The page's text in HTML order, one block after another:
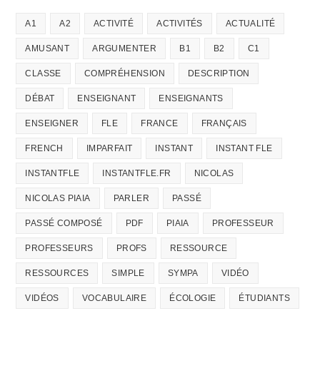
A1 A2 ACTIVITÉ ACTIVITÉS ACTUALITÉ
AMUSANT ARGUMENTER B1 B2 C1
CLASSE COMPRÉHENSION DESCRIPTION
DÉBAT ENSEIGNANT ENSEIGNANTS
ENSEIGNER FLE FRANCE FRANÇAIS
FRENCH IMPARFAIT INSTANT INSTANT FLE
INSTANTFLE INSTANTFLE.FR NICOLAS
NICOLAS PIAIA PARLER PASSÉ
PASSÉ COMPOSÉ PDF PIAIA PROFESSEUR
PROFESSEURS PROFS RESSOURCE
RESSOURCES SIMPLE SYMPA VIDÉO
VIDÉOS VOCABULAIRE ÉCOLOGIE ÉTUDIANTS